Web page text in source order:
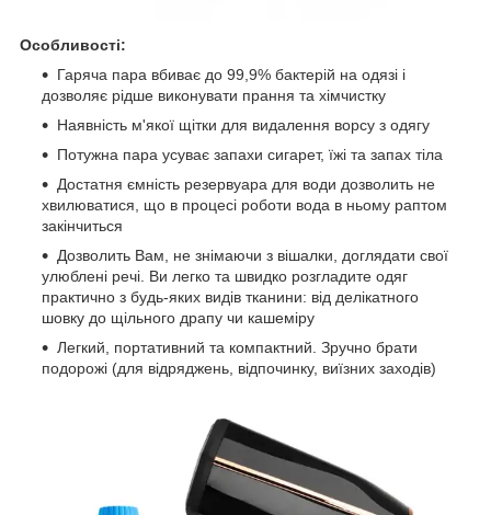
Особливості:
Гаряча пара вбиває до 99,9% бактерій на одязі і
дозволяє рідше виконувати прання та хімчистку
Наявність м'якої щітки для видалення ворсу з одягу
Потужна пара усуває запахи сигарет, їжі та запах тіла
Достатня ємність резервуара для води дозволить не
хвилюватися, що в процесі роботи вода в ньому раптом
закінчиться
Дозволить Вам, не знімаючи з вішалки, доглядати свої
улюблені речі. Ви легко та швидко розгладите одяг
практично з будь-яких видів тканини: від делікатного
шовку до щільного драпу чи кашеміру
Легкий, портативний та компактний. Зручно брати
подорожі (для відряджень, відпочинку, виїзних заходів)